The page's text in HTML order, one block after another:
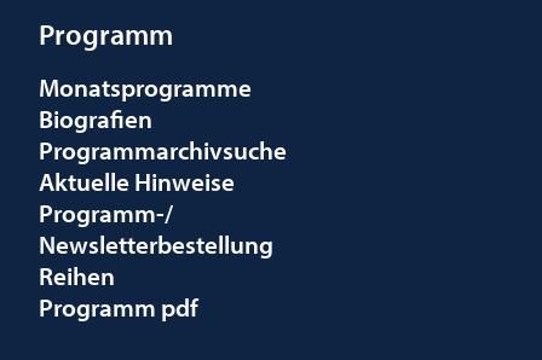
Programm
Monatsprogramme
Biografien
Programmarchivsuche
Aktuelle Hinweise
Programm-/
Newsletterbestellung
Reihen
Programm pdf